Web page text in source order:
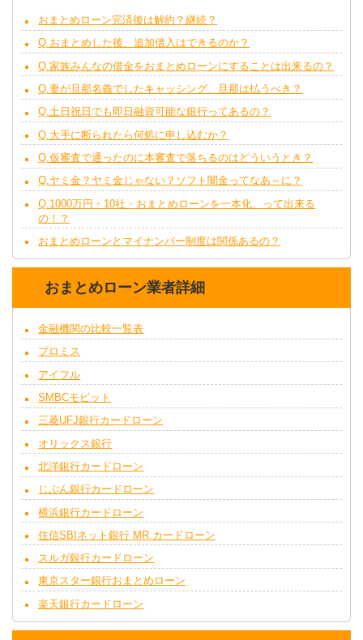
おまとめローン完済後は解約？継続？
Q.おまとめした後、追加借入はできるのか？
Q.家族みんなの借金をおまとめローンにすることは出来るの？
Q.妻が旦那名義でしたキャッシング、旦那は払うべき？
Q.土日祝日でも即日融資可能な銀行ってあるの？
Q.大手に断られたら何処に申し込むか？
Q.仮審査で通ったのに本審査で落ちるのはどういうとき？
Q.ヤミ金？ヤミ金じゃない？ソフト闇金ってなあ～に？
Q.1000万円・10社・おまとめローンを一本化、って出来る
の！？
おまとめローンとマイナンバー制度は関係あるの？
おまとめローン業者詳細
金融機関の比較一覧表
プロミス
アイフル
SMBCモビット
三菱UFJ銀行カードローン
オリックス銀行
北洋銀行カードローン
じぶん銀行カードローン
横浜銀行カードローン
住信SBIネット銀行 MR.カードローン
スルガ銀行カードローン
東京スター銀行おまとめローン
楽天銀行カードローン